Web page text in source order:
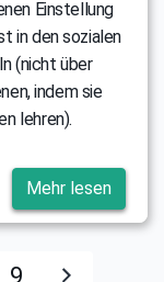
Einstellung
in den sozialen
(nicht über
indem sie
lehren).
Mehr lesen
9